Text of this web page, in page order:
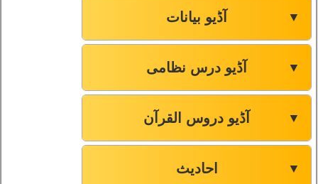
آڈیو بیانات ▼
آڈیو درس نظامی ▼
آڈیو دروس القرآن ▼
احادیث ▼